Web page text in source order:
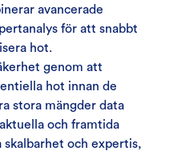
avancerade
för att snabbt
hot.
genom att
hot innan de
stora mängder data
och framtida
skalbarhet och expertis,